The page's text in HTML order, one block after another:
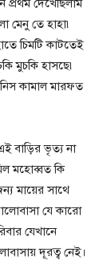
দেখেছিলাম
মেনু তে হাহা৷
চিমটি কাটতেই
মুচকি হাসছে৷
কামাল মারফত
বাড়ির ভৃত্য না
মহোব্বত কি
মায়ের সাথে
যে কারো
যেখানে
দূরত্ব নেই।